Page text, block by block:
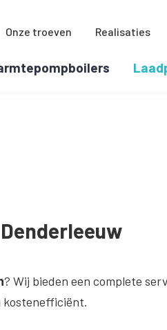
Onze troeven Realisaties
? Wij bieden een complete
kostenefficiënt.